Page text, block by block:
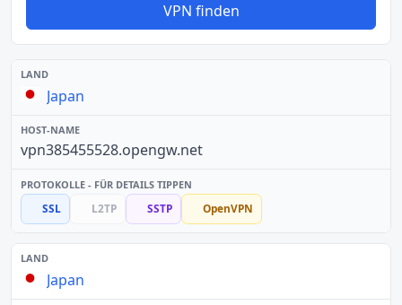
VPN finden
Japan
vpn385455528.opengw.net
SSL L2TP SSTP OpenVPN
Japan